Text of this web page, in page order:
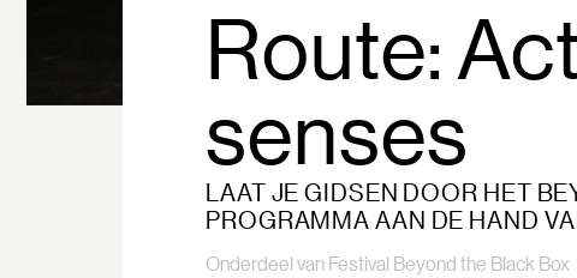
Route:
senses
LAAT JE GIDSEN DOOR HET
PROGRAMMA AAN DE HAND
Onderdeel van Festival Beyond the Black Box